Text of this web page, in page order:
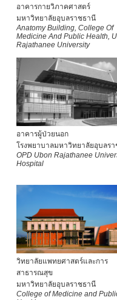
อาคารกายวิภาคศาสตร์
มหาวิทยาลัยอุบลราชธานี
Anatomy Building, College Of
Medicine And Public Health,
Rajathanee University
อาคารผู้ป่วยนอก
โรงพยาบาลมหาวิทยาลัยอุบลร
OPD Ubon Rajathanee
Hospital
วิทยาลัยแพทยศาสตร์และการ
สาธารณสุข
มหาวิทยาลัยอุบลราชธานี
College of Medicine and